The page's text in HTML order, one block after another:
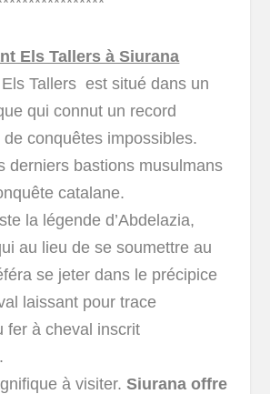
Els Tallers à Siurana
Tallers est situé dans un
qui connut un record
de conquêtes impossibles.
derniers bastions musulmans
catalane.
la légende d’Abdelazia,
au lieu de se soumettre au
se jeter dans le précipice
laissant pour trace
fer à cheval inscrit
à visiter.Siurana offre